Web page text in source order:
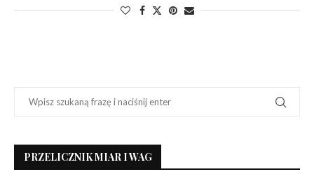
PRZELICZNIK MIAR I WAG